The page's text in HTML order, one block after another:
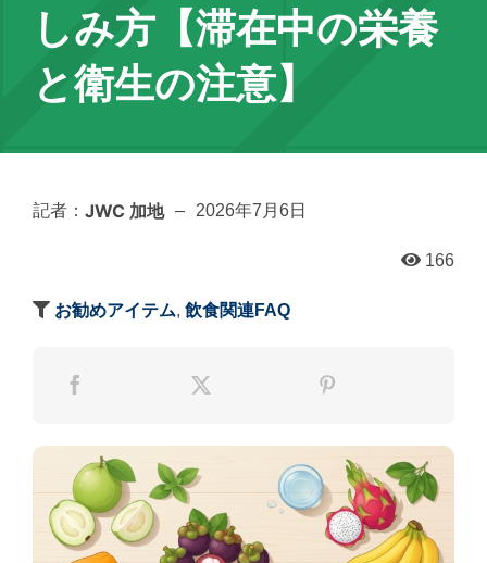
しみ方【滞在中の栄養
と衛生の注意】
記者： JWC 加地 – 2026年7月6日
166
お勧めアイテム, 飲食関連FAQ